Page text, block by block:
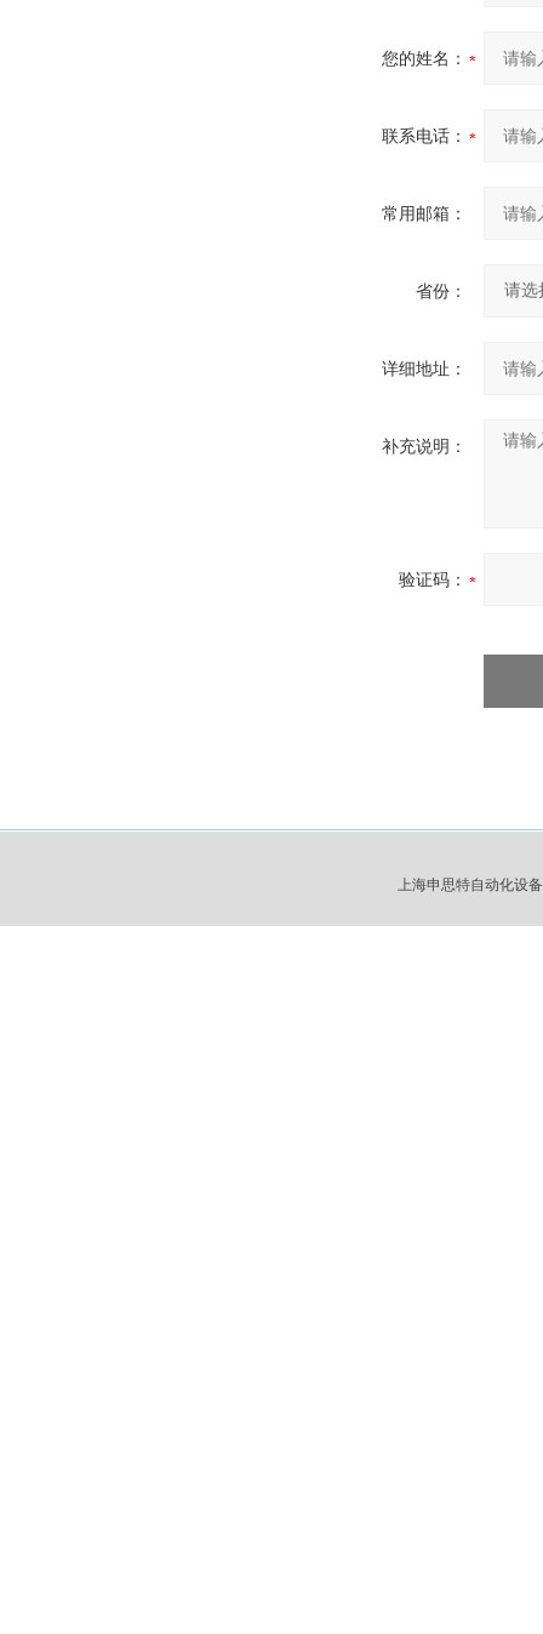
您的姓名：
联系电话：
常用邮箱：
省份：
详细地址：
补充说明：
验证码：
上海申思特自动化设